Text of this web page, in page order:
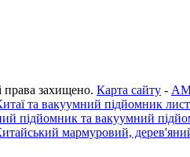
права захищено. Карта сайту -
та вакуумний підйомник
підйомник та вакуумний
мармуровий,